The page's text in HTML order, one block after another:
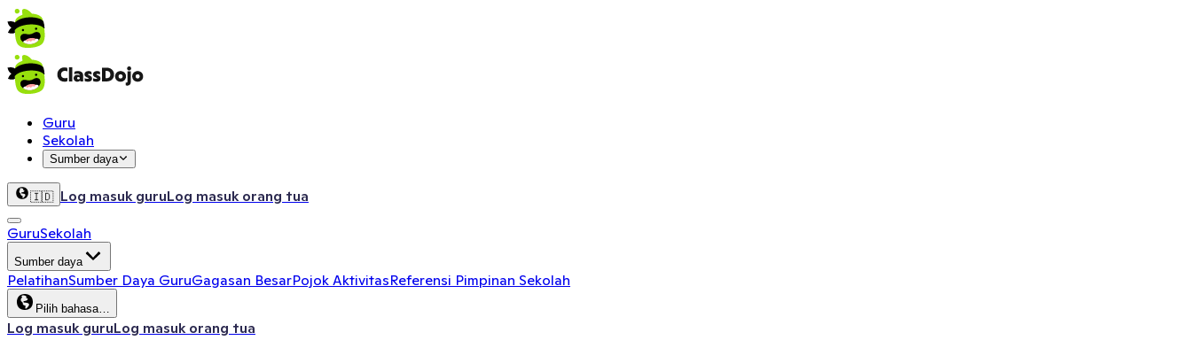
Guru
Sekolah
Sumber daya
🇮🇩 Log masuk guruLog masuk orang tua
GuruSekolah
Sumber daya
PelatihanSumber Daya GuruGagasan BesarPojok AktivitasReferensi Pimpinan Sekolah
Pilih bahasa…
Log masuk guruLog masuk orang tua